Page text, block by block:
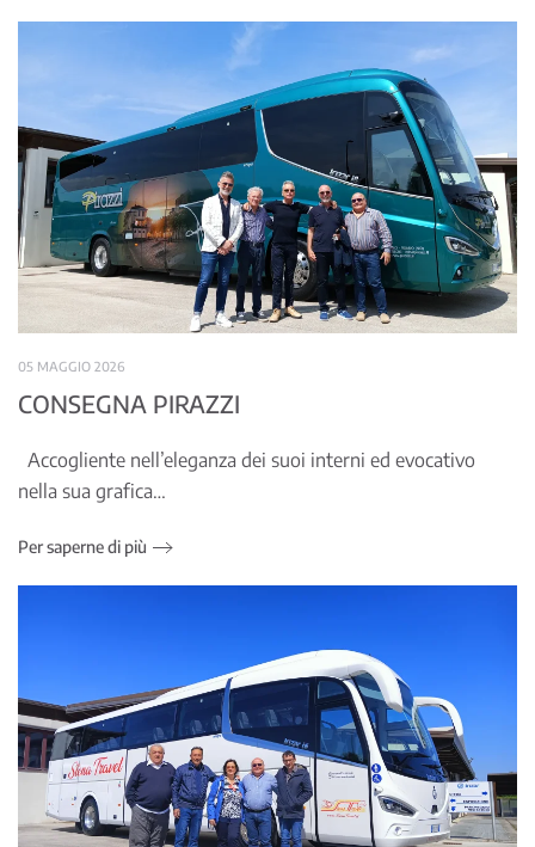
05 MAGGIO 2026
CONSEGNA PIRAZZI
Accogliente nell’eleganza dei suoi interni ed evocativo
nella sua grafica…
Per saperne di più